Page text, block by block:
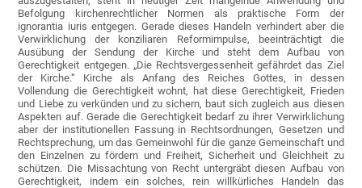
Befolgung kirchenrechtlicher Normen als praktische Form der
ignorantia iuris entgegen. Gerade dieses Handeln verhindert aber die
Verwirklichung der konziliaren Reformimpulse, beeinträchtigt die
Ausübung der Sendung der Kirche und steht dem Aufbau von
Gerechtigkeit entgegen. „Die Rechtsvergessenheit gefährdet das Ziel
der Kirche.“ Kirche als Anfang des Reiches Gottes, in dessen
Vollendung die Gerechtigkeit wohnt, hat diese Gerechtigkeit, Frieden
und Liebe zu verkünden und zu sichern, baut sich zugleich aus diesen
Aspekten auf. Gerade die Gerechtigkeit bedarf zu ihrer Verwirklichung
aber der institutionellen Fassung in Rechtsordnungen, Gesetzen und
Rechtsprechung, um das Gemeinwohl für die ganze Gemeinschaft und
den Einzelnen zu fördern und Freiheit, Sicherheit und Gleichheit zu
schützen. Die Missachtung von Recht untergräbt diesen Aufbau von
Gerechtigkeit, indem ein solches, rein willkürliches Handeln das